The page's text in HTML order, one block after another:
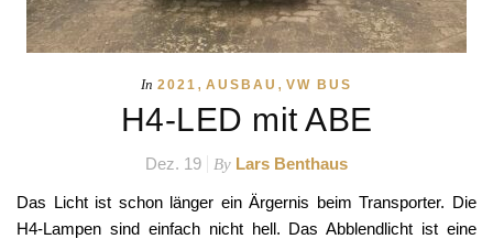
In 2021 , AUSBAU , VW BUS
H4-LED mit ABE
Dez. 19 By Lars Benthaus
Das Licht ist schon länger ein Ärgernis beim Transporter. Die
H4-Lampen sind einfach nicht hell. Das Abblendlicht ist eine